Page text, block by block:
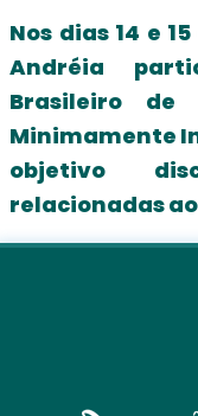
Nos dias 14 e
Andréia
Brasileiro de
Minimamente
objetivo
relacionadas